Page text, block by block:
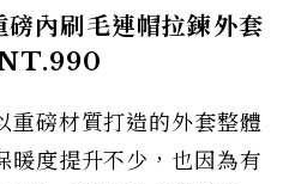
內刷毛連帽拉鍊外套
NT.990
重磅材質打造的外套整體
暖度提升不少，也因為有